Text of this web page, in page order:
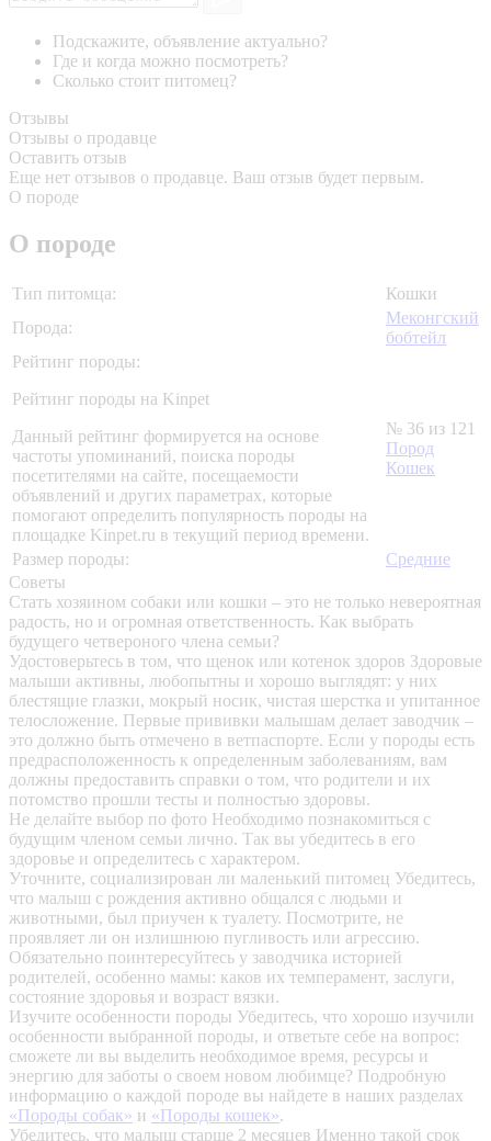
Подскажите, объявление актуально?
Где и когда можно посмотреть?
Сколько стоит питомец?
Отзывы
Отзывы о продавце
Оставить отзыв
Еще нет отзывов о продавце. Ваш отзыв будет первым.
О породе
О породе
Тип питомца:
Кошки
Порода:
Меконгский
бобтейл
Рейтинг породы:
Рейтинг породы на Kinpet
Данный рейтинг формируется на основе
частоты упоминаний, поиска породы
посетителями на сайте, посещаемости
объявлений и других параметрах, которые
помогают определить популярность породы на
площадке Kinpet.ru в текущий период времени.
№ 36 из 121
Пород
Кошек
Размер породы:
Средние
Советы
Стать хозяином собаки или кошки – это не только невероятная
радость, но и огромная ответственность. Как выбрать
будущего четвероного члена семьи?
Удостоверьтесь в том, что щенок или котенок здоров Здоровые
малыши активны, любопытны и хорошо выглядят: у них
блестящие глазки, мокрый носик, чистая шерстка и упитанное
телосложение. Первые прививки малышам делает заводчик –
это должно быть отмечено в ветпаспорте. Если у породы есть
предрасположенность к определенным заболеваниям, вам
должны предоставить справки о том, что родители и их
потомство прошли тесты и полностью здоровы.
Не делайте выбор по фото Необходимо познакомиться с
будущим членом семьи лично. Так вы убедитесь в его
здоровье и определитесь с характером.
Уточните, социализирован ли маленький питомец Убедитесь,
что малыш с рождения активно общался с людьми и
животными, был приучен к туалету. Посмотрите, не
проявляет ли он излишнюю пугливость или агрессию.
Обязательно поинтересуйтесь у заводчика историей
родителей, особенно мамы: каков их темперамент, заслуги,
состояние здоровья и возраст вязки.
Изучите особенности породы Убедитесь, что хорошо изучили
особенности выбранной породы, и ответьте себе на вопрос:
сможете ли вы выделить необходимое время, ресурсы и
энергию для заботы о своем новом любимце? Подробную
информацию о каждой породе вы найдете в наших разделах
«Породы собак» и «Породы кошек».
Убедитесь, что малыш старше 2 месяцев Именно такой срок